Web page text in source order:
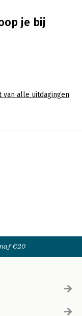
je bij
van alle uitdagingen
€20